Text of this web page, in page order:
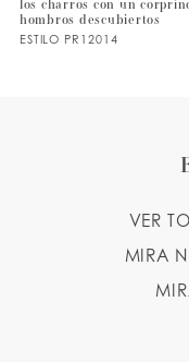
8
hombros descubiertos
ESTILO PR12014
VER
MIRA